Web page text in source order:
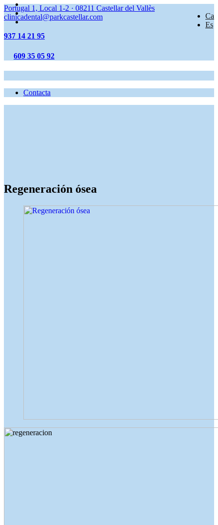
Ca
Es
Portugal 1, Local 1-2 · 08211 Castellar del Vallès
clinicadental@parkcastellar.com
937 14 21 95
609 35 05 92
Contacta
Regeneración ósea